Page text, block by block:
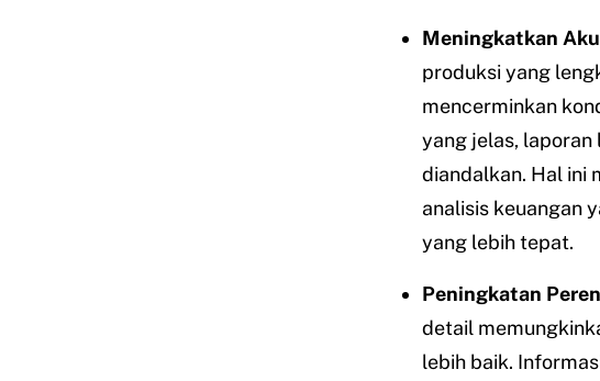
Meningkatkan
produksi yang
mencerminkan
yang jelas,
diandalkan. Hal ini
analisis keuangan
yang lebih tepat.
Peningkatan
detail
lebih baik.